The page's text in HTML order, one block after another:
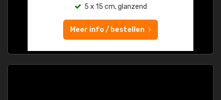
5 x 15 cm, glanzend
Meer info / bestellen